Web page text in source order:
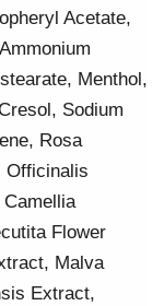
Acetate,
Menthol,
Sodium
Rosa
Officinalis
Flower
Malva
Extract,